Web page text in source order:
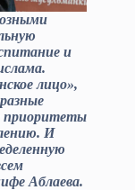
и
лицо»,
приоритеты
И
Аблаева.